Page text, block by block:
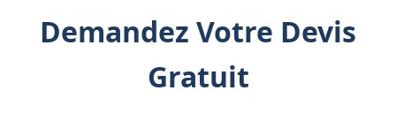
Demandez Votre Devis
Gratuit